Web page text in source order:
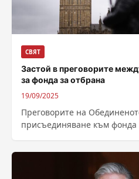
СВЯТ
Застой в преговорите
за фонда за отбрана
19/09/2025
Преговорите на
присъединяване към фонда